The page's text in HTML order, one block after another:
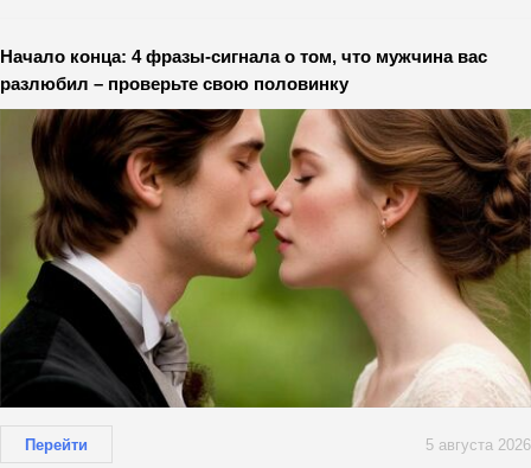
Начало конца: 4 фразы-сигнала о том, что мужчина вас
разлюбил – проверьте свою половинку
Перейти 5 августа 2026